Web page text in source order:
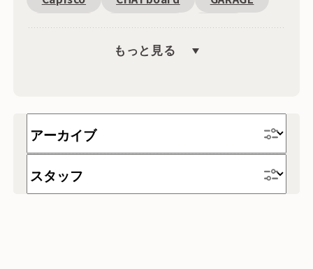
Fantoni
恵比寿周辺
SDGs
文具
海外
デスク
もっと見る